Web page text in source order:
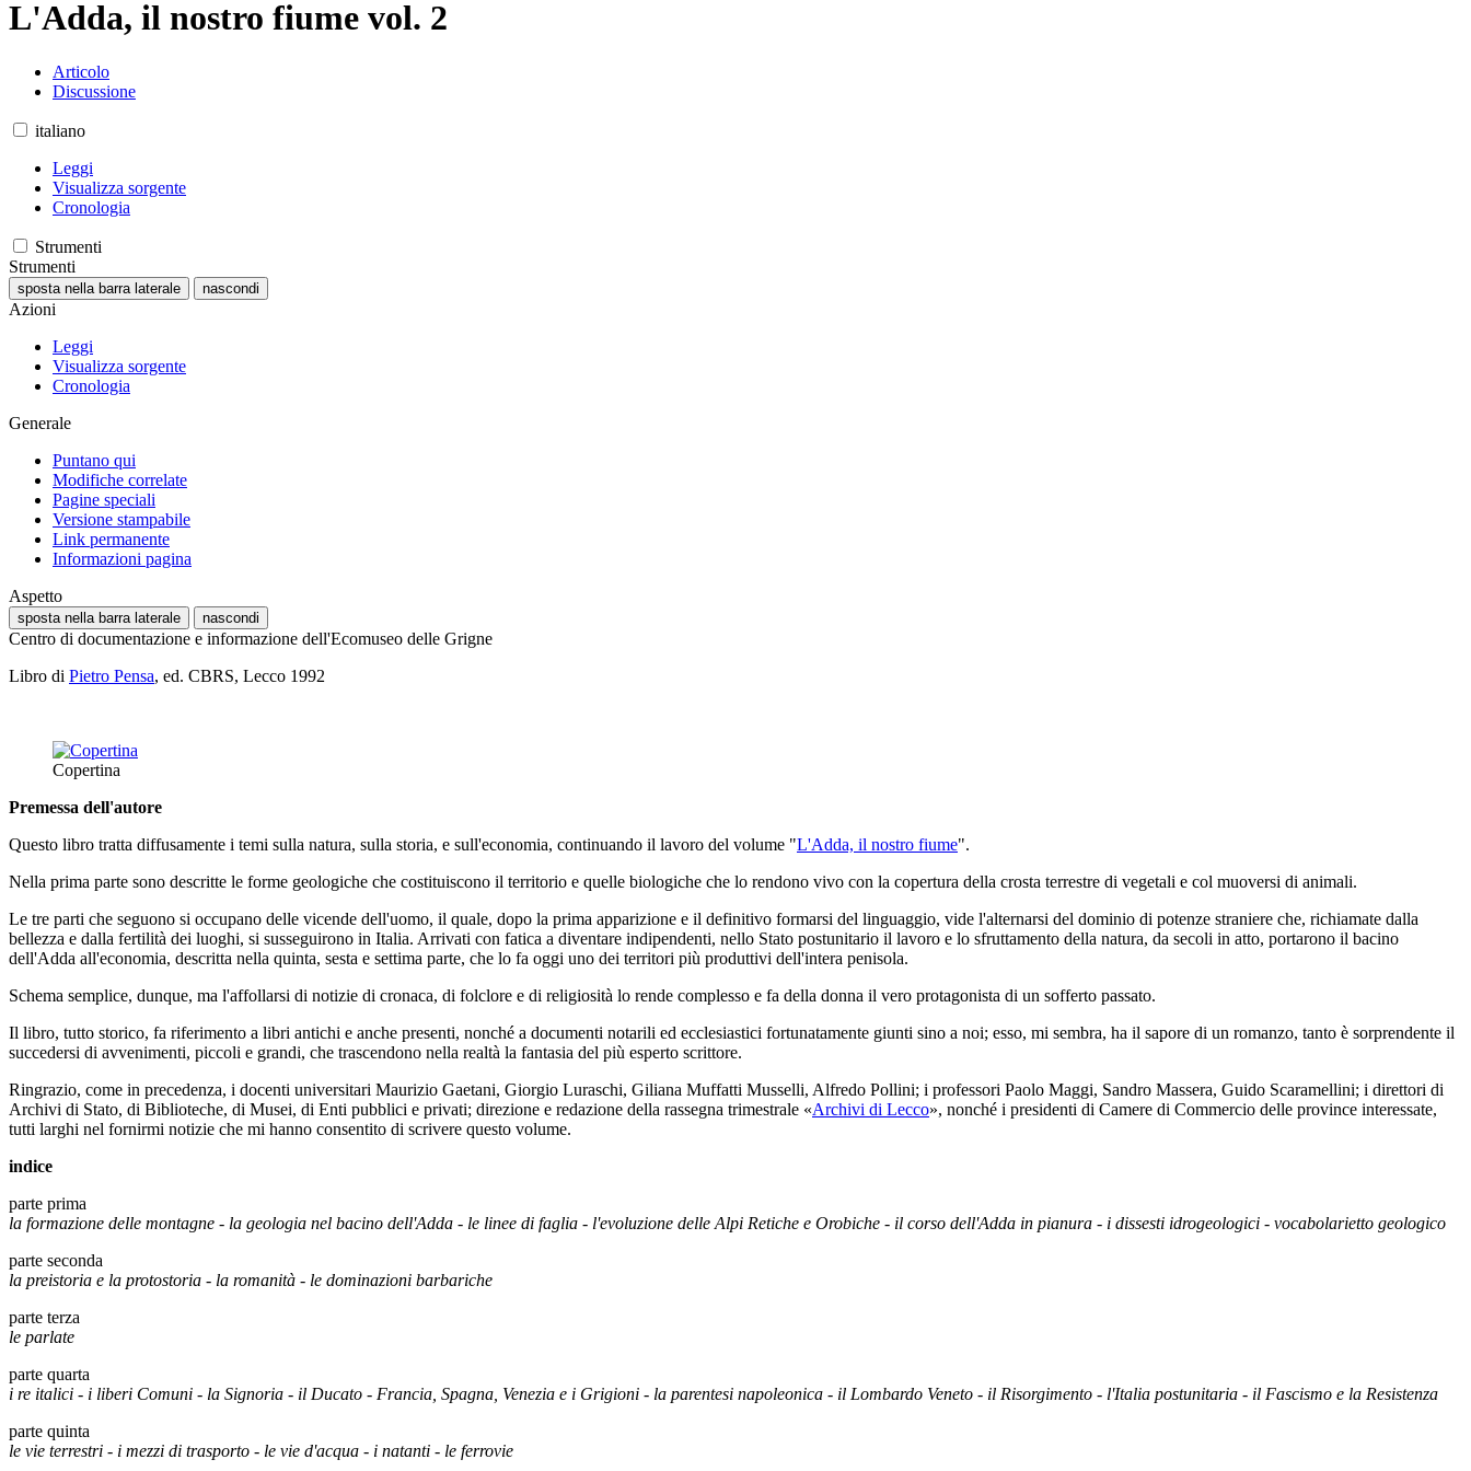
L'Adda, il nostro fiume vol. 2
Articolo
Discussione
italiano
Leggi
Visualizza sorgente
Cronologia
Strumenti
Strumenti
sposta nella barra laterale nascondi
Azioni
Leggi
Visualizza sorgente
Cronologia
Generale
Puntano qui
Modifiche correlate
Pagine speciali
Versione stampabile
Link permanente
Informazioni pagina
Aspetto
sposta nella barra laterale nascondi
Centro di documentazione e informazione dell'Ecomuseo delle Grigne
Libro di Pietro Pensa, ed. CBRS, Lecco 1992
Copertina
Premessa dell'autore
Questo libro tratta diffusamente i temi sulla natura, sulla storia, e sull'economia, continuando il lavoro del volume "L'Adda, il nostro fiume".
Nella prima parte sono descritte le forme geologiche che costituiscono il territorio e quelle biologiche che lo rendono vivo con la copertura della crosta terrestre di vegetali e col muoversi di animali.
Le tre parti che seguono si occupano delle vicende dell'uomo, il quale, dopo la prima apparizione e il definitivo formarsi del linguaggio, vide l'alternarsi del dominio di potenze straniere che, richiamate dalla
bellezza e dalla fertilità dei luoghi, si susseguirono in Italia. Arrivati con fatica a diventare indipendenti, nello Stato postunitario il lavoro e lo sfruttamento della natura, da secoli in atto, portarono il bacino
dell'Adda all'economia, descritta nella quinta, sesta e settima parte, che lo fa oggi uno dei territori più produttivi dell'intera penisola.
Schema semplice, dunque, ma l'affollarsi di notizie di cronaca, di folclore e di religiosità lo rende complesso e fa della donna il vero protagonista di un sofferto passato.
Il libro, tutto storico, fa riferimento a libri antichi e anche presenti, nonché a documenti notarili ed ecclesiastici fortunatamente giunti sino a noi; esso, mi sembra, ha il sapore di un romanzo, tanto è sorprendente il
succedersi di avvenimenti, piccoli e grandi, che trascendono nella realtà la fantasia del più esperto scrittore.
Ringrazio, come in precedenza, i docenti universitari Maurizio Gaetani, Giorgio Luraschi, Giliana Muffatti Musselli, Alfredo Pollini; i professori Paolo Maggi, Sandro Massera, Guido Scaramellini; i direttori di
Archivi di Stato, di Biblioteche, di Musei, di Enti pubblici e privati; direzione e redazione della rassegna trimestrale «Archivi di Lecco», nonché i presidenti di Camere di Commercio delle province interessate,
tutti larghi nel fornirmi notizie che mi hanno consentito di scrivere questo volume.
indice
parte prima
la formazione delle montagne - la geologia nel bacino dell'Adda - le linee di faglia - l'evoluzione delle Alpi Retiche e Orobiche - il corso dell'Adda in pianura - i dissesti idrogeologici - vocabolarietto geologico
parte seconda
la preistoria e la protostoria - la romanità - le dominazioni barbariche
parte terza
le parlate
parte quarta
i re italici - i liberi Comuni - la Signoria - il Ducato - Francia, Spagna, Venezia e i Grigioni - la parentesi napoleonica - il Lombardo Veneto - il Risorgimento - l'Italia postunitaria - il Fascismo e la Resistenza
parte quinta
le vie terrestri - i mezzi di trasporto - le vie d'acqua - i natanti - le ferrovie